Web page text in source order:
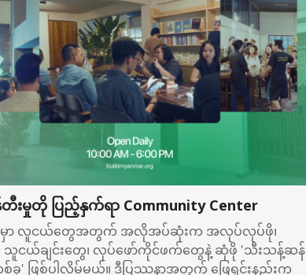
မှုတို ပြည့်နှက်ရာ Community Center
င်ငံမှာ လူငယ်တွေအတွက် အလိုအပ်ဆုံးက အလုပ်လုပ်ဖို၊
သူငယ်ချင်းတွေ၊ လုပ်ဖော်ကိုင်ဖက်တွေနဲ့ ဆုံဖို 'သီးသန့်ဆန်
ခု' ဖြစ်ပါလိမ့်မယ်။ ဒီပြဿနာအတွက် ဖြေရှင်းနည်းက